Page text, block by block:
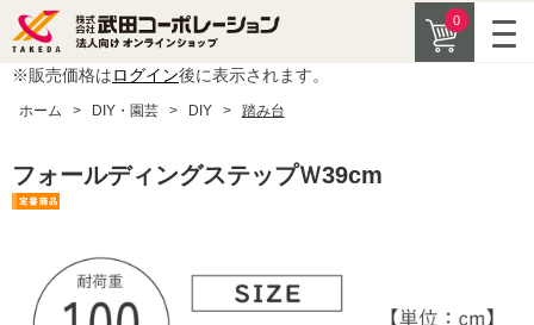
0
※販売価格はログイン後に表示されます。
ホーム > DIY・園芸 > DIY > 踏み台
フォールディングステップＷ39cm